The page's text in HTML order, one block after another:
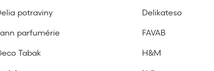
potraviny Delikateso
parfumérie FAVAB
Tabak H&M